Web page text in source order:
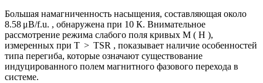
Большая намагниченность насыщения, составляющая около
8.58 μB/f.u. , обнаружена при 10 К. Внимательное
рассмотрение режима слабого поля кривых M ( H ),
измеренных при T > TSR , показывает наличие особенностей
типа перегиба, которые означают существование
индуцированного полем магнитного фазового перехода в
системе.